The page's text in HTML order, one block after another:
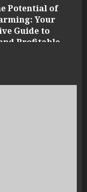
Potential of
Your
Guide to
Profitable